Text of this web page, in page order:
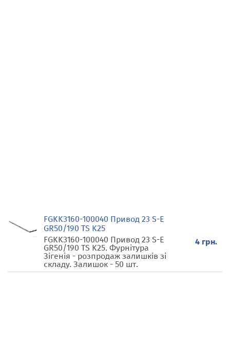
FGKK3160-100040 Привод 23 S-E
GR50/190 TS K25
FGKK3160-100040 Привод 23 S-E
GR50/190 TS K25. Фурнітура
Зігенія - розпродаж залишків зі
складу. Залишок - 50 шт.
4 грн.